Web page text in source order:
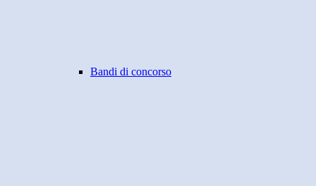
Bandi di concorso